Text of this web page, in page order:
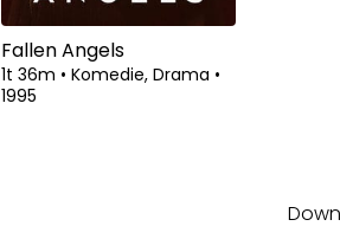
Fallen Angels
1t 36m • Komedie, Drama •
1995